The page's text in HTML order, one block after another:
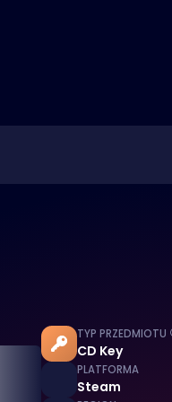
TYP PRZEDMIOTU
CD Key
PLATFORMA
Steam